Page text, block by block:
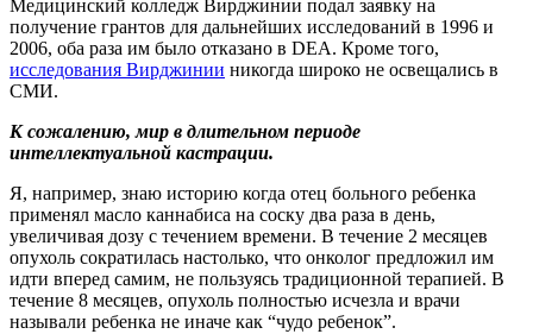
Медицинский колледж Вирджинии подал заявку на
получение грантов для дальнейших исследований в 1996 и
2006, оба раза им было отказано в DEA. Кроме того,
исследования Вирджинии никогда широко не освещались в
СМИ.
К сожалению, мир в длительном периоде
интеллектуальной кастрации.
Я, например, знаю историю когда отец больного ребенка
применял масло каннабиса на соску два раза в день,
увеличивая дозу с течением времени. В течение 2 месяцев
опухоль сократилась настолько, что онколог предложил им
идти вперед самим, не пользуясь традиционной терапией. В
течение 8 месяцев, опухоль полностью исчезла и врачи
называли ребенка не иначе как “чудо ребенок”.